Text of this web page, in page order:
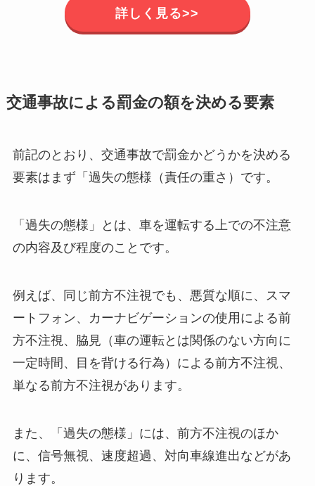
詳しく見る>>
交通事故による罰金の額を決める要素
前記のとおり、交通事故で罰金かどうかを決める
要素はまず「過失の態様（責任の重さ）です。
「過失の態様」とは、車を運転する上での不注意
の内容及び程度のことです。
例えば、同じ前方不注視でも、悪質な順に、スマ
ートフォン、カーナビゲーションの使用による前
方不注視、脇見（車の運転とは関係のない方向に
一定時間、目を背ける行為）による前方不注視、
単なる前方不注視があります。
また、「過失の態様」には、前方不注視のほか
に、信号無視、速度超過、対向車線進出などがあ
ります。